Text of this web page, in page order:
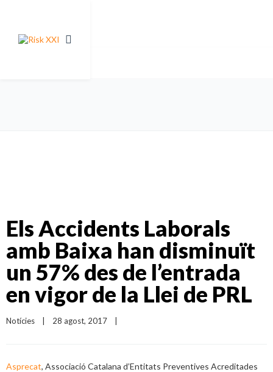
Els Accidents Laborals
amb Baixa han disminuït
un 57% des de l’entrada
en vigor de la Llei de PRL
Notícies 28 agost, 2017
Asprecat, Associació Catalana d’Entitats Preventives Acreditades